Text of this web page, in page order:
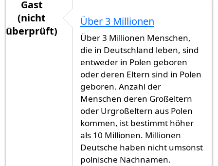
Gast
(nicht
überprüft)
Über 3 Millionen
Über 3 Millionen Menschen,
die in Deutschland leben, sind
entweder in Polen geboren
oder deren Eltern sind in Polen
geboren. Anzahl der
Menschen deren Großeltern
oder Urgroßeltern aus Polen
kommen, ist bestimmt höher
als 10 Millionen. Millionen
Deutsche haben nicht umsonst
polnische Nachnamen.